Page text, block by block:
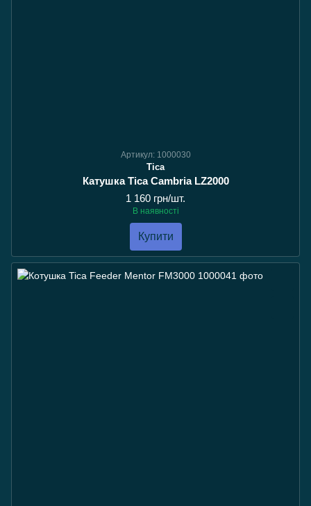
Артикул: 1000030
Tica
Катушка Tica Cambria LZ2000
1 160 грн/шт.
В наявності
Купити